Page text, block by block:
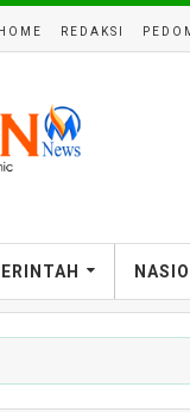
HOME REDAKSI